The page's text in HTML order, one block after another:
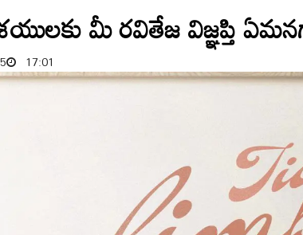
మీ రవితేజ విజ్ఞప్తి
17:01